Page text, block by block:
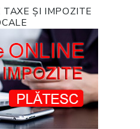
ȘI IMPOZITE